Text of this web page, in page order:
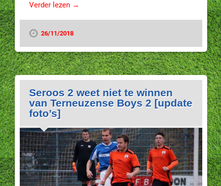
Verder lezen →
26/11/2018
Seroos 2 weet niet te winnen
van Terneuzense Boys 2 [update
foto’s]